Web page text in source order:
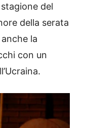
del
della serata
la
con un